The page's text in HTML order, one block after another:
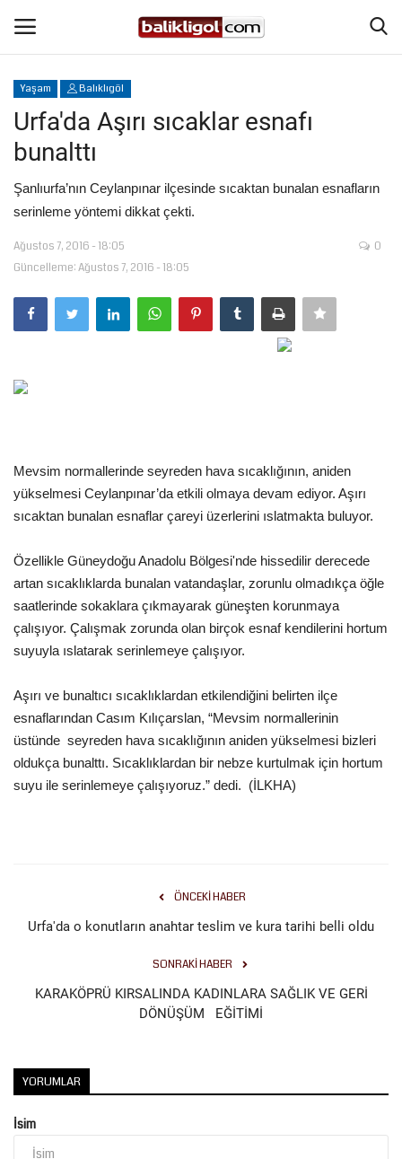
Giriş Yap
Anasayfa
Köşe Yazıları
Magazin
Şanlıurfa
Spor
Tekno Bilim
Ekonomi
Siyaset
Galeriler
Yaşam
Künye
Sağlık
Yaşam Balıklıgöl
Urfa'da Aşırı sıcaklar esnafı
bunalttı
Şanlıurfa’nın Ceylanpınar ilçesinde sıcaktan bunalan esnafların
serinleme yöntemi dikkat çekti.
Ağustos 7, 2016 - 18:05
Güncelleme: Ağustos 7, 2016 - 18:05
0
Mevsim normallerinde seyreden hava sıcaklığının, aniden
yükselmesi Ceylanpınar’da etkili olmaya devam ediyor. Aşırı
sıcaktan bunalan esnaflar çareyi üzerlerini ıslatmakta buluyor.
Özellikle Güneydoğu Anadolu Bölgesi'nde hissedilir derecede
artan sıcaklıklarda bunalan vatandaşlar, zorunlu olmadıkça öğle
saatlerinde sokaklara çıkmayarak güneşten korunmaya
çalışıyor. Çalışmak zorunda olan birçok esnaf kendilerini hortum
suyuyla ıslatarak serinlemeye çalışıyor.
Aşırı ve bunaltıcı sıcaklıklardan etkilendiğini belirten ilçe
esnaflarından Casım Kılıçarslan, “Mevsim normallerinin
üstünde seyreden hava sıcaklığının aniden yükselmesi bizleri
oldukça bunalttı. Sıcaklıklardan bir nebze kurtulmak için hortum
suyu ile serinlemeye çalışıyoruz.” dedi. (İLKHA)
ÖNCEKI HABER
Urfa'da o konutların anahtar teslim ve kura tarihi belli oldu
SONRAKI HABER
KARAKÖPRÜ KIRSALINDA KADINLARA SAĞLIK VE GERİ
DÖNÜŞÜM EĞİTİMİ
YORUMLAR
İsim